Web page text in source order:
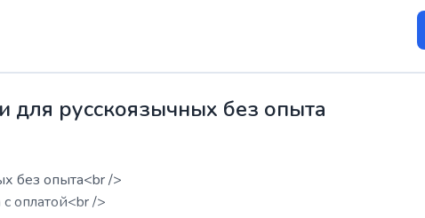
для русскоязычных без опыта
без опыта<br />
оплатой<br />